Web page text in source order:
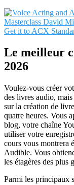
Masterclass David
Get it to ACX
Le meilleur
2026
Voulez-vous créer
des livres audio,
sur la création de
quatre heures. Vous
blog, votre chaîne
utiliser votre
cours vous montrera
Audible. Vous
les étagères des plus
Parmi les principaux